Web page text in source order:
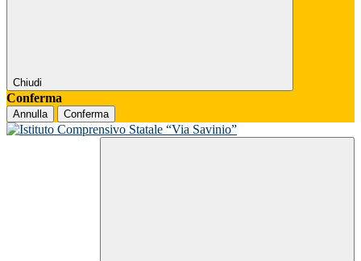
Chiudi
Conferma
Annulla Conferma